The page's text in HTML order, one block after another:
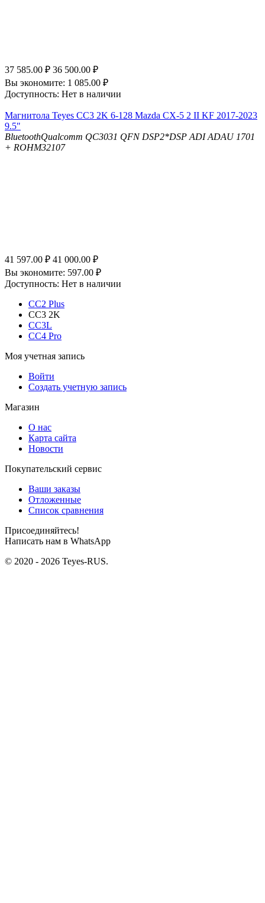
37 585.00 ₽ 36 500.00 ₽
Вы экономите: 1 085.00 ₽
Доступность: Нет в наличии
Магнитола Teyes CC3 2K 6-128 Mazda CX-5 2 II KF 2017-2023
9.5"
BluetoothQualcomm QC3031 QFN DSP2*DSP ADI ADAU 1701
+ ROHM32107
41 597.00 ₽ 41 000.00 ₽
Вы экономите: 597.00 ₽
Доступность: Нет в наличии
CC2 Plus
CC3 2K
CC3L
CC4 Pro
Моя учетная запись
Войти
Создать учетную запись
Магазин
О нас
Карта сайта
Новости
Покупательский сервис
Ваши заказы
Отложенные
Список сравнения
Присоединяйтесь!
Написать нам в WhatsApp
© 2020 - 2026 Teyes-RUS.